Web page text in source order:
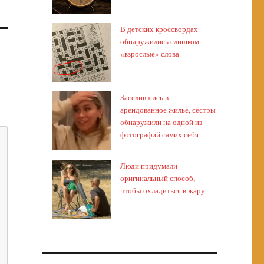
В детских кроссвордах
обнаружились слишком
«взрослые» слова
Заселившись в
арендованное жильё, сёстры
обнаружили на одной из
фотографий самих себя
Люди придумали
оригинальный способ,
чтобы охладиться в жару